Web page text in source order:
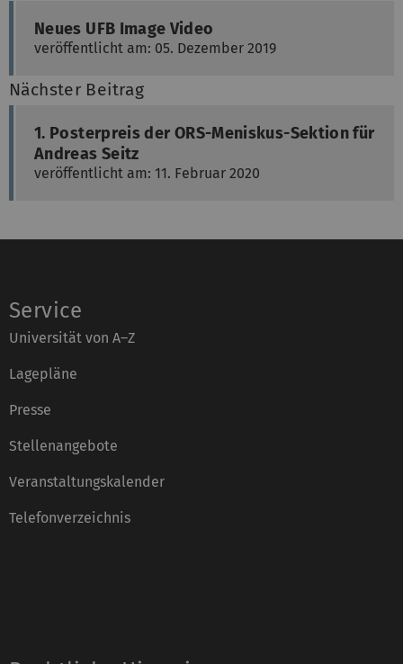
Neues UFB Image Video
veröffentlicht am: 05. Dezember 2019
Nächster Beitrag
1. Posterpreis der ORS-Meniskus-Sektion für
Andreas Seitz
veröffentlicht am: 11. Februar 2020
Service
Universität von A–Z
Lagepläne
Presse
Stellenangebote
Veranstaltungskalender
Telefonverzeichnis